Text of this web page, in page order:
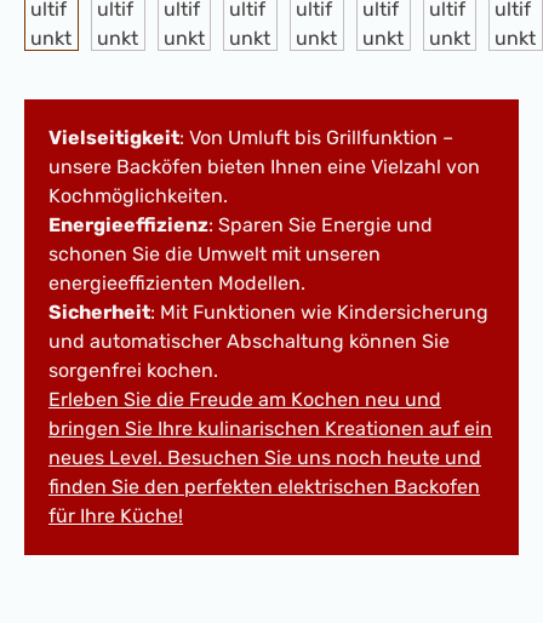
Vielseitigkeit: Von Umluft bis Grillfunktion –
unsere Backöfen bieten Ihnen eine Vielzahl von
Kochmöglichkeiten.
Energieeffizienz: Sparen Sie Energie und
schonen Sie die Umwelt mit unseren
energieeffizienten Modellen.
Sicherheit: Mit Funktionen wie Kindersicherung
und automatischer Abschaltung können Sie
sorgenfrei kochen.
Erleben Sie die Freude am Kochen neu und
bringen Sie Ihre kulinarischen Kreationen auf ein
neues Level. Besuchen Sie uns noch heute und
finden Sie den perfekten elektrischen Backofen
für Ihre Küche!